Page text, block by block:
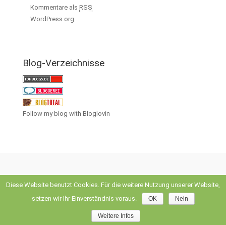
Kommentare als RSS
WordPress.org
Blog-Verzeichnisse
Follow my blog with Bloglovin
theme by Theme4Press • Powered byWordPress
Diese Website benutzt Cookies. Für die weitere Nutzung unserer Website,
setzen wir Ihr Einverständnis voraus.
OK Nein
Weitere Infos